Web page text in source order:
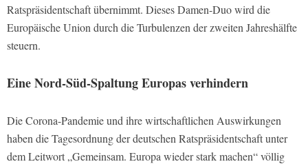
Ratspräsidentschaft übernimmt. Dieses Damen-Duo wird die
Europäische Union durch die Turbulenzen der zweiten Jahreshälfte
steuern.
Eine Nord-Süd-Spaltung Europas verhindern
Die Corona-Pandemie und ihre wirtschaftlichen Auswirkungen
haben die Tagesordnung der deutschen Ratspräsidentschaft unter
dem Leitwort „Gemeinsam. Europa wieder stark machen“ völlig